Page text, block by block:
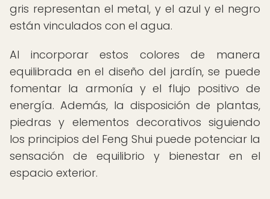
gris representan el metal, y el azul y el negro
están vinculados con el agua.
Al incorporar estos colores de manera
equilibrada en el diseño del jardín, se puede
fomentar la armonía y el flujo positivo de
energía. Además, la disposición de plantas,
piedras y elementos decorativos siguiendo
los principios del Feng Shui puede potenciar la
sensación de equilibrio y bienestar en el
espacio exterior.